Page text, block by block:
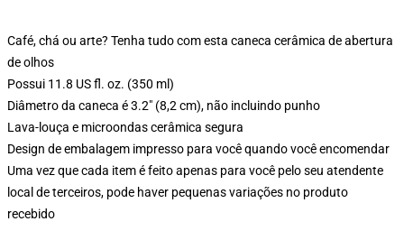
Café, chá ou arte? Tenha tudo com esta caneca cerâmica de abertura
de olhos
Possui 11.8 US fl. oz. (350 ml)
Diâmetro da caneca é 3.2" (8,2 cm), não incluindo punho
Lava-louça e microondas cerâmica segura
Design de embalagem impresso para você quando você encomendar
Uma vez que cada item é feito apenas para você pelo seu atendente
local de terceiros, pode haver pequenas variações no produto
recebido